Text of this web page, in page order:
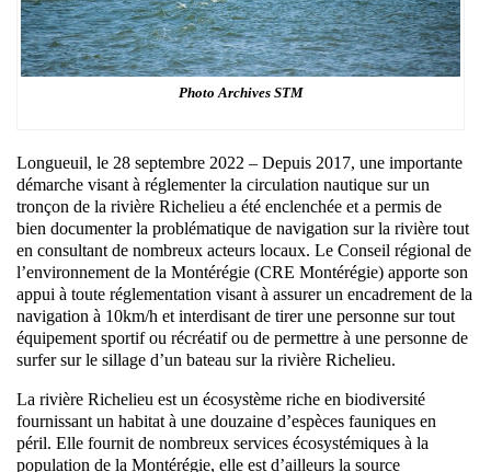
Photo Archives STM
Longueuil, le 28 septembre 2022 – Depuis 2017, une importante
démarche visant à réglementer la circulation nautique sur un
tronçon de la rivière Richelieu a été enclenchée et a permis de
bien documenter la problématique de navigation sur la rivière tout
en consultant de nombreux acteurs locaux. Le Conseil régional de
l’environnement de la Montérégie (CRE Montérégie) apporte son
appui à toute réglementation visant à assurer un encadrement de la
navigation à 10km/h et interdisant de tirer une personne sur tout
équipement sportif ou récréatif ou de permettre à une personne de
surfer sur le sillage d’un bateau sur la rivière Richelieu.
La rivière Richelieu est un écosystème riche en biodiversité
fournissant un habitat à une douzaine d’espèces fauniques en
péril. Elle fournit de nombreux services écosystémiques à la
population de la Montérégie, elle est d’ailleurs la source